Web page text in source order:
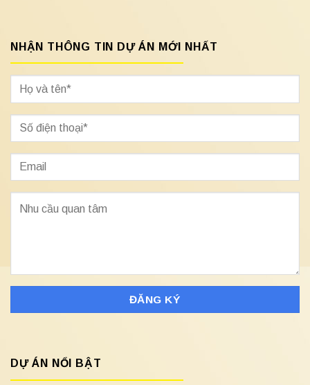
NHẬN THÔNG TIN DỰ ÁN MỚI NHẤT
DỰ ÁN NỔI BẬT